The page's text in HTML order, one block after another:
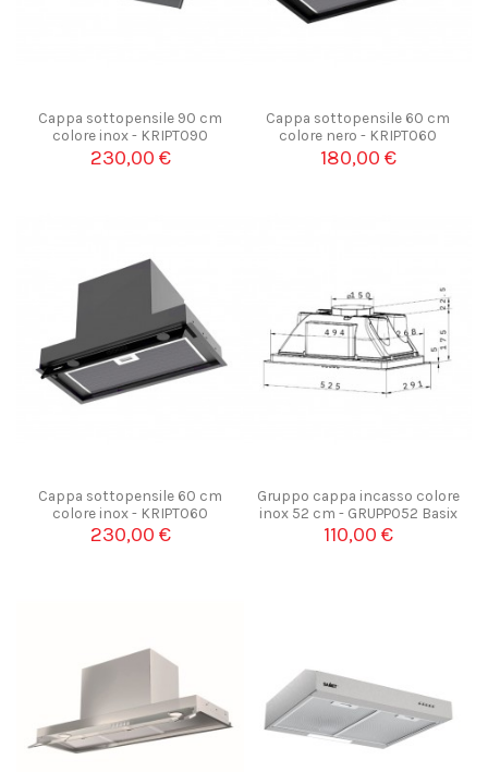
Cappa sottopensile 90 cm
colore inox - KRIPTO90
230,00 €
Cappa sottopensile 60 cm
colore nero - KRIPTO60
180,00 €
Cappa sottopensile 60 cm
colore inox - KRIPTO60
230,00 €
Gruppo cappa incasso colore
inox 52 cm - GRUPPO52 Basix
110,00 €